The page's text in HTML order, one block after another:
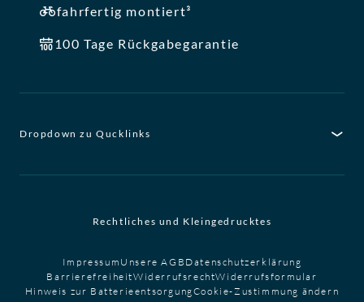
fahrfertig montiert³
100 Tage Rückgabegarantie
Dropdown zu Qucklinks
Rechtliches und Kleingedrucktes
Impressum Unsere AGB Datenschutzerklärung
BarrierefreiheitWiderrufsrechtWiderrufsformular
Hinweis zur BatterieentsorgungCookie-Zustimmung ändern